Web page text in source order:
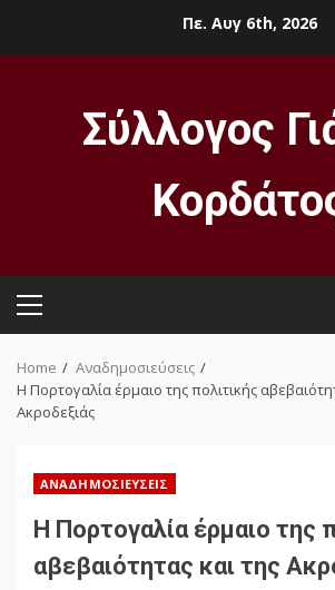
Πε. Αυγ 6th, 2026
Σύλλογος
Primary
Home
Αναδημοσιεύσεις
Η Πορτογαλία έρμαιο της πολιτικής
Ακροδεξιάς
ΑΝΑΔΗΜΟΣΙΕΎΣΕΙΣ
Η Πορτογαλία έρμαιο της
αβεβαιότητας και της